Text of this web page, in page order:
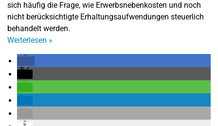
sich häufig die Frage, wie Erwerbsnebenkosten und noch
nicht berücksichtigte Erhaltungsaufwendungen steuerlich
behandelt werden.
Weiterlesen »